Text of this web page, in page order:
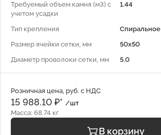
Требуемый объем камня (м3) с
учетом усадки
1.44
Тип крепления
Спиральное
Размер ячейки сетки, мм
50x50
Диаметр проволоки сетки, мм
5.0
Розничная цена, руб. с НДС
15 988.10 ₽* /шт
Масса: 68.74 кг
В корзину